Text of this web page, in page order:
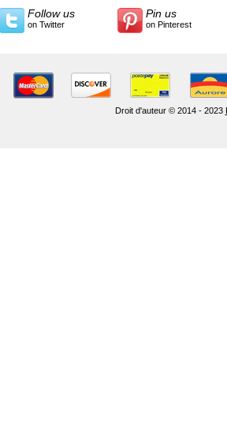
Follow us
on Twitter
Pin us
on Pinterest
Droit d'auteur © 2014 - 2023